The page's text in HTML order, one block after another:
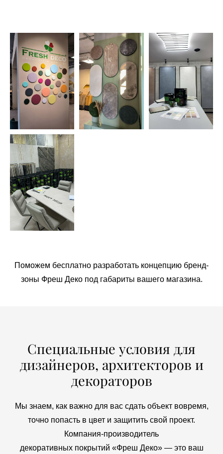
Поможем бесплатно разработать концепцию бренд-
зоны Фреш Деко под габариты вашего магазина.
Специальные условия для
дизайнеров, архитекторов и
декораторов
Мы знаем, как важно для вас сдать объект вовремя,
точно попасть в цвет и защитить свой проект.
Компания-производитель
декоративных покрытий «Фреш Деко» — это ваш